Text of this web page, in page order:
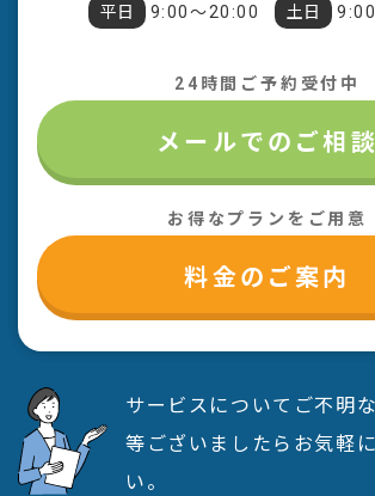
平日 9:00〜20:00 土日
24時間ご予約受付中
メールでのご相談
お得なプランをご用意
料金のご案内
サービスについてご不明
等ございましたらお気軽
い。